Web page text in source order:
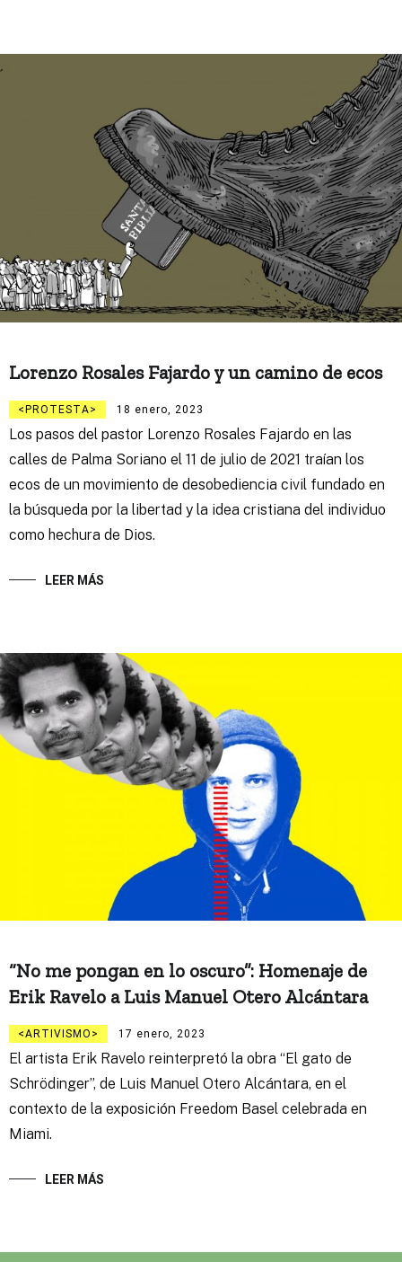
Lorenzo Rosales Fajardo y un camino de ecos
PROTESTA 18 enero, 2023
Los pasos del pastor Lorenzo Rosales Fajardo en las
calles de Palma Soriano el 11 de julio de 2021 traían los
ecos de un movimiento de desobediencia civil fundado en
la búsqueda por la libertad y la idea cristiana del individuo
como hechura de Dios.
LEER MÁS
“No me pongan en lo oscuro”: Homenaje de
Erik Ravelo a Luis Manuel Otero Alcántara
ARTIVISMO 17 enero, 2023
El artista Erik Ravelo reinterpretó la obra “El gato de
Schrödinger”, de Luis Manuel Otero Alcántara, en el
contexto de la exposición Freedom Basel celebrada en
Miami.
LEER MÁS